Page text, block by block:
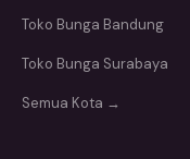
Toko Bunga Bandung
Toko Bunga Surabaya
Semua Kota →